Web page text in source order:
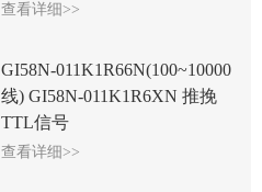
查看详细>>
GI58N-011K1R66N(100~10000
线) GI58N-011K1R6XN 推挽
TTL信号
查看详细>>